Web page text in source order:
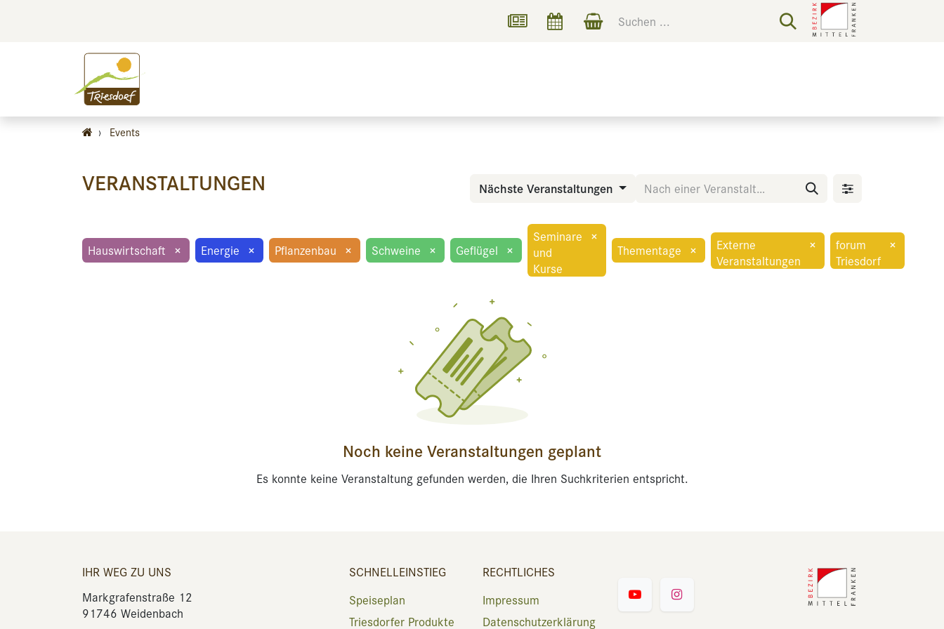
› Events
VERANSTALTUNGEN Nächste Veranstaltungen
Hauswirtschaft × Energie × Pflanzenbau × Schweine × Geflügel ×
Seminare
und
Kurse
×
Thementage ×
Externe
Veranstaltungen
×
forum
Triesdorf
×
Noch keine Veranstaltungen geplant
Es konnte keine Veranstaltung gefunden werden, die Ihren Suchkriterien entspricht.
IHR WEG ZU UNS
Markgrafenstraße 12
91746 Weidenbach
SCHNELLEINSTIEG
Speiseplan
Triesdorfer Produkte
RECHTLICHES
Impressum
Datenschutzerklärung